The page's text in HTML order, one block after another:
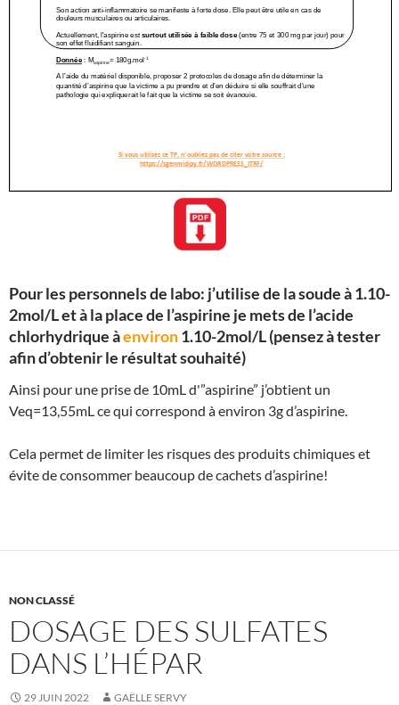
Pour les personnels de labo: j’utilise de la soude à 1.10-
2mol/L et à la place de l’aspirine je mets de l’acide
chlorhydrique àenviron1.10-2mol/L (pensez à tester
afin d’obtenir le résultat souhaité)
Ainsi pour une prise de 10mL d'”aspirine” j’obtient un
Veq=13,55mL ce qui correspond à environ 3g d’aspirine.
Cela permet de limiter les risques des produits chimiques et
évite de consommer beaucoup de cachets d’aspirine!
NON CLASSÉ
DOSAGE DES SULFATES
DANS L’HÉPAR
29 JUIN 2022 GAËLLE SERVY